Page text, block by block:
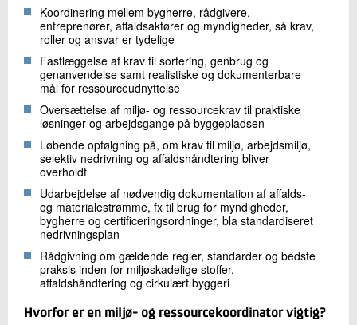
Koordinering mellem bygherre, rådgivere,
entreprenører, affaldsaktører og myndigheder, så krav,
roller og ansvar er tydelige
Fastlæggelse af krav til sortering, genbrug og
genanvendelse samt realistiske og dokumenterbare
mål for ressourceudnyttelse
Oversættelse af miljø- og ressourcekrav til praktiske
løsninger og arbejdsgange på byggepladsen
Løbende opfølgning på, om krav til miljø, arbejdsmiljø,
selektiv nedrivning og affaldshåndtering bliver
overholdt
Udarbejdelse af nødvendig dokumentation af affalds-
og materialestrømme, fx til brug for myndigheder,
bygherre og certificeringsordninger, bla standardiseret
nedrivningsplan
Rådgivning om gældende regler, standarder og bedste
praksis inden for miljøskadelige stoffer,
affaldshåndtering og cirkulært byggeri
Hvorfor er en miljø- og ressourcekoordinator vigtig?